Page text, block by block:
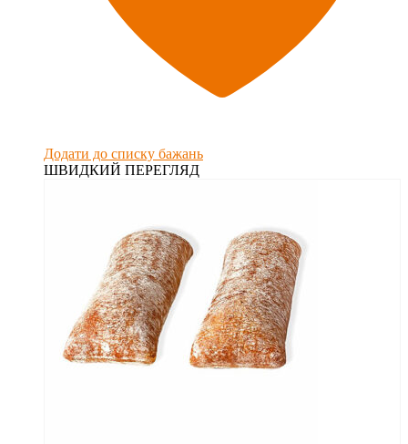
Додати до списку бажань
ШВИДКИЙ ПЕРЕГЛЯД